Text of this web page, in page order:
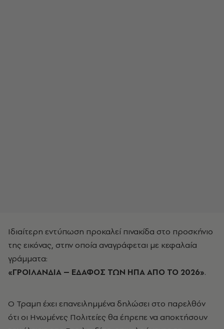
Ιδιαίτερη εντύπωση προκαλεί πινακίδα στο προσκήνιο
της εικόνας, στην οποία αναγράφεται με κεφαλαία
γράμματα:
«ΓΡΟΙΛΑΝΔΙΑ – ΕΔΑΦΟΣ ΤΩΝ ΗΠΑ ΑΠΟ ΤΟ 2026».
Ο Τραμπ έχει επανειλημμένα δηλώσει στο παρελθόν
ότι οι Ηνωμένες Πολιτείες θα έπρεπε να αποκτήσουν